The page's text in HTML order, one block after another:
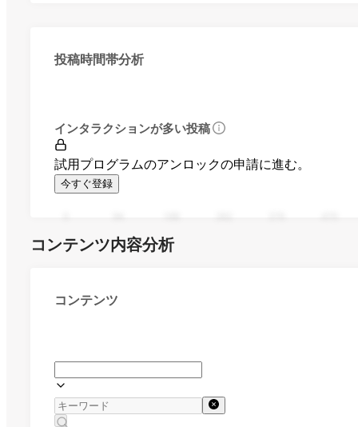
投稿時間帯分析
インタラクションが多い投稿
試用プログラムのアンロックの申請に進む。
今すぐ登録
コンテンツ内容分析
コンテンツ